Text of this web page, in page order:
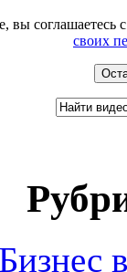
вы соглашаетесь
своих
Бизнес